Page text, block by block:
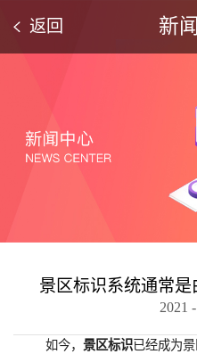
新
返回
景区标识系统通常是
2021 -
如今， 景区标识已经成为